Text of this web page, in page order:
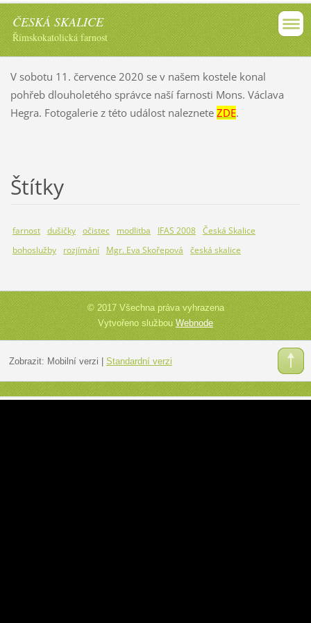
ČESKÁ SKALICE
Římskokatolická farnost
V sobotu 11. července 2020 se v našem kostele konal
pohřeb dlouholetého správce naší farnosti Mons. Václava
Hegra. Fotogalerie z této událost naleznete ZDE.
Štítky
farnost dušičky očistec modlitba IFAS 2008 Česká Skalice
bohoslužby
rozjímání Mgr. Eva Skořepová česká skalice
© 2017 Všechna práva vyhrazena
Vytvořeno službouWebnode
Zobrazit: Mobilní verzi Standardní verzi